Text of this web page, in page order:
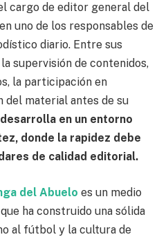
cargo de editor general del
uno de los responsables de
diario. Entre sus
supervisión de contenidos,
la participación en
del material antes de su
en un entorno
donde la rapidez debe
de calidad editorial.
del Abuelo es un medio
ha construido una sólida
al fútbol y la cultura de